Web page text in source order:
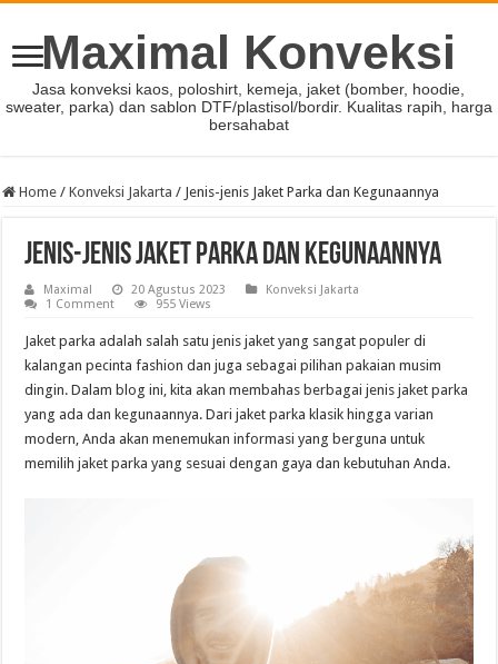
Maximal Konveksi
Jasa konveksi kaos, poloshirt, kemeja, jaket (bomber, hoodie,
sweater, parka) dan sablon DTF/plastisol/bordir. Kualitas rapih, harga
bersahabat
Home / Konveksi Jakarta / Jenis-jenis Jaket Parka dan Kegunaannya
Jenis-jenis Jaket Parka dan Kegunaannya
Maximal 20 Agustus 2023
Konveksi Jakarta
1 Comment
955 Views
Jaket parka adalah salah satu jenis jaket yang sangat populer di
kalangan pecinta fashion dan juga sebagai pilihan pakaian musim
dingin. Dalam blog ini, kita akan membahas berbagai jenis jaket parka
yang ada dan kegunaannya. Dari jaket parka klasik hingga varian
modern, Anda akan menemukan informasi yang berguna untuk
memilih jaket parka yang sesuai dengan gaya dan kebutuhan Anda.